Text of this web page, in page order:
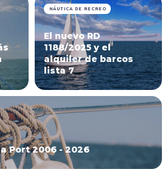
NÁUTICA DE RECREO
El nuevo RD
1188/2025 y el
alquiler de barcos
lista 7
Port 2006 - 2026